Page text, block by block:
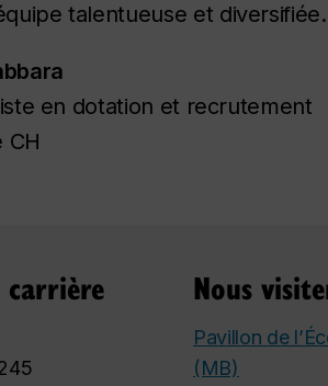
talentueuse et
en dotation et recrutement
CH
carrière Nous
Pavillon de
(MB)